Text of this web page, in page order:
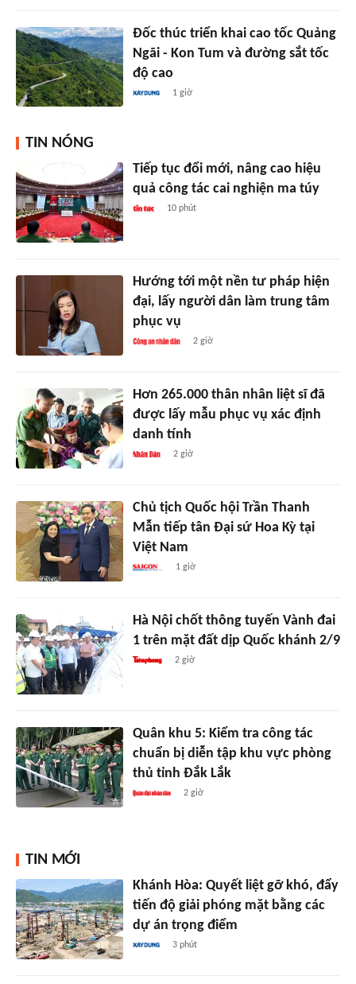
Đốc thúc triển khai cao tốc Quảng
Ngãi - Kon Tum và đường sắt tốc
độ cao
1 giờ
TIN NÓNG
Tiếp tục đổi mới, nâng cao hiệu
quả công tác cai nghiện ma túy
10 phút
Hướng tới một nền tư pháp hiện
đại, lấy người dân làm trung tâm
phục vụ
2 giờ
Hơn 265.000 thân nhân liệt sĩ đã
được lấy mẫu phục vụ xác định
danh tính
2 giờ
Chủ tịch Quốc hội Trần Thanh
Mẫn tiếp tân Đại sứ Hoa Kỳ tại
Việt Nam
1 giờ
Hà Nội chốt thông tuyến Vành đai
1 trên mặt đất dịp Quốc khánh 2/9
2 giờ
Quân khu 5: Kiểm tra công tác
chuẩn bị diễn tập khu vực phòng
thủ tỉnh Đắk Lắk
2 giờ
TIN MỚI
Khánh Hòa: Quyết liệt gỡ khó, đẩy
tiến độ giải phóng mặt bằng các
dự án trọng điểm
3 phút